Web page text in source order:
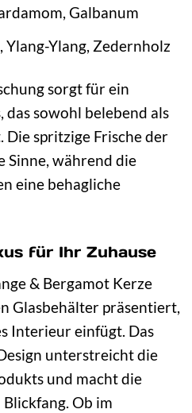
Galbanum
Ylang-Ylang, Zedernholz
sorgt für ein
sowohl belebend als
spritzige Frische der
während die
eine behagliche
für Ihr Zuhause
& Bergamot Kerze
Glasbehälter präsentiert,
Interieur einfügt. Das
unterstreicht die
und macht die
Ob im